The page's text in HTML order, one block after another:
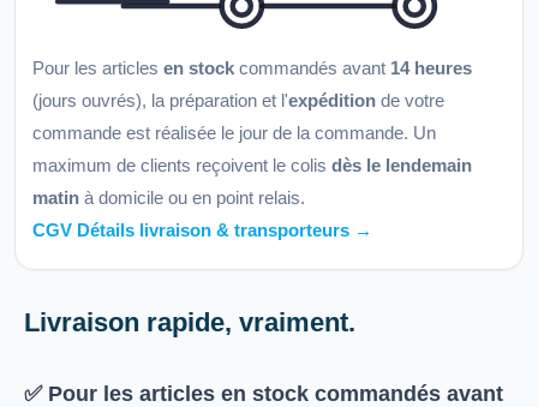
Pour les articles en stock commandés avant 14 heures
(jours ouvrés), la préparation et l'expédition de votre
commande est réalisée le jour de la commande. Un
maximum de clients reçoivent le colis dès le lendemain
matin à domicile ou en point relais.
CGV Détails livraison & transporteurs →
Livraison rapide, vraiment.
✅ Pour les articles en stock commandés avant